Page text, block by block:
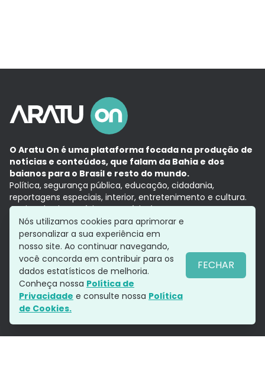
O Aratu On é uma plataforma focada na produção de
notícias e conteúdos, que falam da Bahia e dos
baianos para o Brasil e resto do mundo.
Política, segurança pública, educação, cidadania,
reportagens especiais, interior, entretenimento e cultura.
Aqui, tudo vira notícia e a notícia é no tempo presente,
com a credibilidade do Grupo Aratu.
Grupo Aratu
Política de privacidade
Siga-nos
Nós utilizamos cookies para aprimorar e
personalizar a sua experiência em
nosso site. Ao continuar navegando,
você concorda em contribuir para os
dados estatísticos de melhoria.
Conheça nossa Política de
Privacidade e consulte nossa Política
de Cookies.
FECHAR